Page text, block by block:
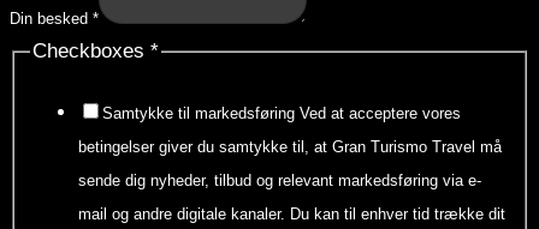
Din besked *
Checkboxes *
Samtykke til markedsføring Ved at acceptere vores
betingelser giver du samtykke til, at Gran Turismo Travel må
sende dig nyheder, tilbud og relevant markedsføring via e-
mail og andre digitale kanaler. Du kan til enhver tid trække dit